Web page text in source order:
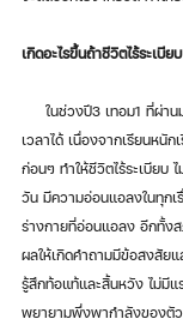
เกิดอะไรขึ้นถ้าชีวิตไร้ระเบียบ
เวลาได้ เนื่องจากเรียนหนั
ก่อนๆ ทำให้ชีวิตไร้ระเบียบ
วัน มีความอ่อนแอลงในทุก
ร่างกายที่อ่อนแอลง อีกทั้ง
ผลให้เกิดคำถามมีข้อสงสัยแ
รู้สึกท้อแท้และสิ้นหวัง ไม่มี
พยายามพึ่งพากำลังของตั